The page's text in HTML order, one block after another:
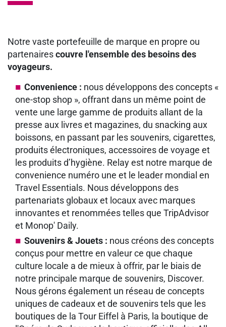
Notre vaste portefeuille de marque en propre ou
partenairescouvre l'ensemble des besoins des
voyageurs.
Convenience : nous développons des concepts «
one-stop shop », offrant dans un même point de
vente une large gamme de produits allant de la
presse aux livres et magazines, du snacking aux
boissons, en passant par les souvenirs, cigarettes,
produits électroniques, accessoires de voyage et
les produits d’hygiène. Relay est notre marque de
convenience numéro une et le leader mondial en
Travel Essentials. Nous développons des
partenariats globaux et locaux avec marques
innovantes et renommées telles que TripAdvisor
et Monop' Daily.
Souvenirs & Jouets : nous créons des concepts
conçus pour mettre en valeur ce que chaque
culture locale a de mieux à offrir, par le biais de
notre principale marque de souvenirs, Discover.
Nous gérons également un réseau de concepts
uniques de cadeaux et de souvenirs tels que les
boutiques de la Tour Eiffel à Paris, la boutique de